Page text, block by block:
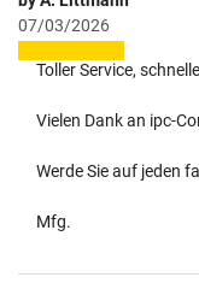
07/03/2026
Toller Service,
Vielen Dank an ipc-
Werde Sie auf jeden
Mfg.